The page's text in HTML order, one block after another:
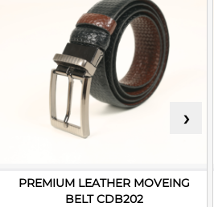
PREMIUM LEATHER MOVEING
BELT CDB202
›